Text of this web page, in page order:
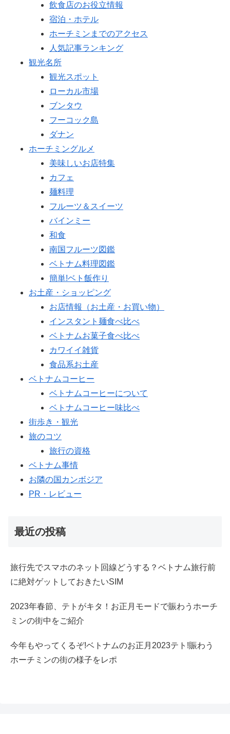
飲食店のお役立情報
宿泊・ホテル
ホーチミンまでのアクセス
人気記事ランキング
観光名所
観光スポット
ローカル市場
ブンタウ
フーコック島
ダナン
ホーチミングルメ
美味しいお店特集
カフェ
麺料理
フルーツ＆スイーツ
バインミー
和食
南国フルーツ図鑑
ベトナム料理図鑑
簡単!ベト飯作り
お土産・ショッピング
お店情報（お土産・お買い物）
インスタント麺食べ比べ
ベトナムお菓子食べ比べ
カワイイ雑貨
食品系お土産
ベトナムコーヒー
ベトナムコーヒーについて
ベトナムコーヒー味比べ
街歩き・観光
旅のコツ
旅行の資格
ベトナム事情
お隣の国カンボジア
PR・レビュー
最近の投稿
旅行先でスマホのネット回線どうする？ベトナム旅行前
に絶対ゲットしておきたいSIM
2023年春節、テトがキタ！お正月モードで賑わうホーチ
ミンの街中をご紹介
今年もやってくるぞ!ベトナムのお正月2023テト!賑わう
ホーチミンの街の様子をレポ